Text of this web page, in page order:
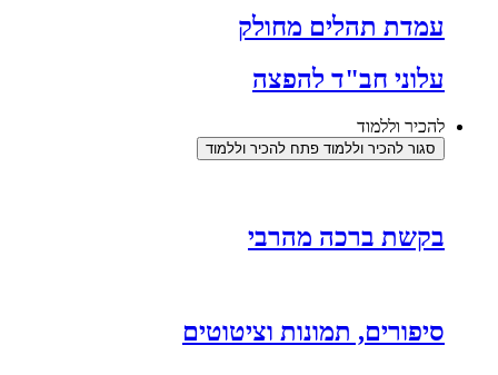
עמדת תהלים מחולק
עלוני חב"ד להפצה
להכיר וללמוד
סגור להכיר וללמוד פתח להכיר וללמוד
בקשת ברכה מהרבי
סיפורים, תמונות וציטוטים